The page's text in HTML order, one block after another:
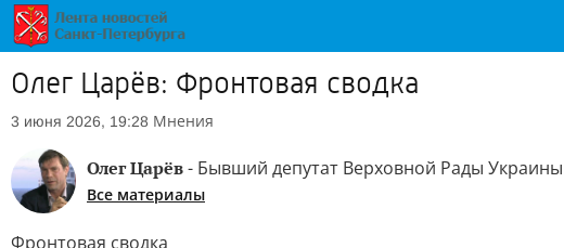
Олег Царёв: Фронтовая сводка
3 июня 2026, 19:28 Мнения
Олег Царёв- Бывший депутат Верховной Рады
Все материалы
Фронтовая сводка